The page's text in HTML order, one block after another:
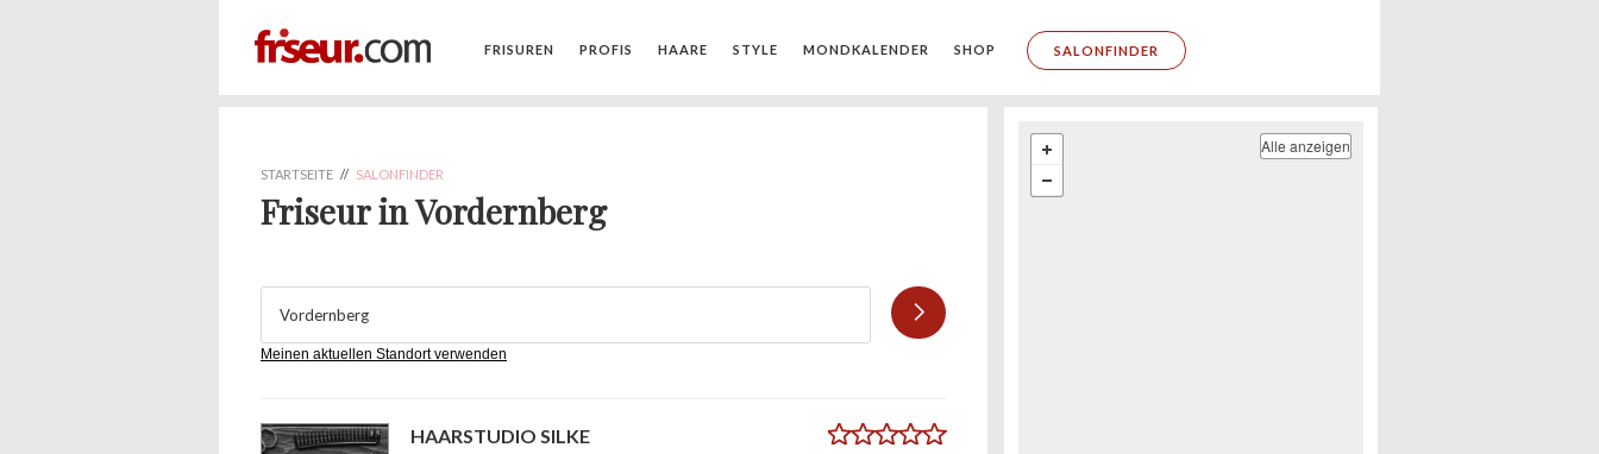
FRISUREN PROFIS HAARE STYLE MONDKALENDER SHOP SALONFINDER
STARTSEITE // SALONFINDER
Friseur in Vordernberg
Meinen aktuellen Standort verwenden
HAARSTUDIO SILKE 0.0
Alle anzeigen